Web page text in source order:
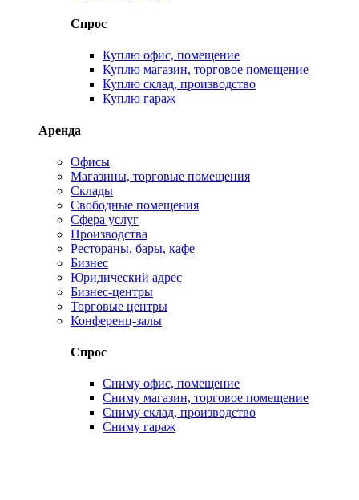
Спрос
Куплю офис, помещение
Куплю магазин, торговое помещение
Куплю склад, производство
Куплю гараж
Аренда
Офисы
Магазины, торговые помещения
Склады
Свободные помещения
Сфера услуг
Производства
Рестораны, бары, кафе
Бизнес
Юридический адрес
Бизнес-центры
Торговые центры
Конференц-залы
Спрос
Сниму офис, помещение
Сниму магазин, торговое помещение
Сниму склад, производство
Сниму гараж